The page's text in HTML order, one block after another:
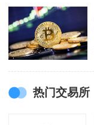
热门交易所